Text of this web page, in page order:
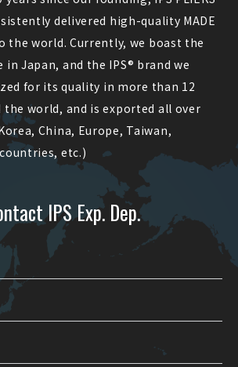
delivered high-quality MADE
the world. Currently, we boast the
Japan, and the IPS® brand we
for its quality in more than 12
world, and is exported all over
China, Europe, Taiwan,
etc.)
IPS Exp. Dep.